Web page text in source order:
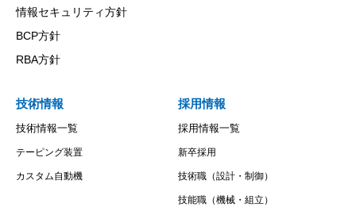
情報セキュリティ方針
BCP方針
RBA方針
技術情報
技術情報一覧
テーピング装置
カスタム自動機
採用情報
採用情報一覧
新卒採用
技術職（設計・制御）
技能職（機械・組立）